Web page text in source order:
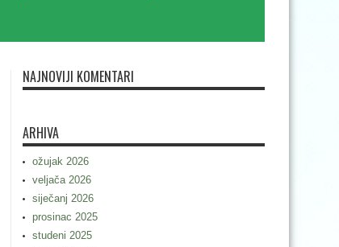
NAJNOVIJI KOMENTARI
ARHIVA
ožujak 2026
veljača 2026
siječanj 2026
prosinac 2025
studeni 2025